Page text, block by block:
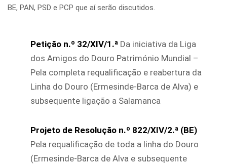
BE, PAN, PSD e PCP que aí serão discutidos.
Petição n.º 32/XIV/1.ª Da iniciativa da Liga
dos Amigos do Douro Património Mundial –
Pela completa requalificação e reabertura da
Linha do Douro (Ermesinde-Barca de Alva) e
subsequente ligação a Salamanca
Projeto de Resolução n.º 822/XIV/2.ª (BE)
Pela requalificação de toda a linha do Douro
(Ermesinde-Barca de Alva e subsequente